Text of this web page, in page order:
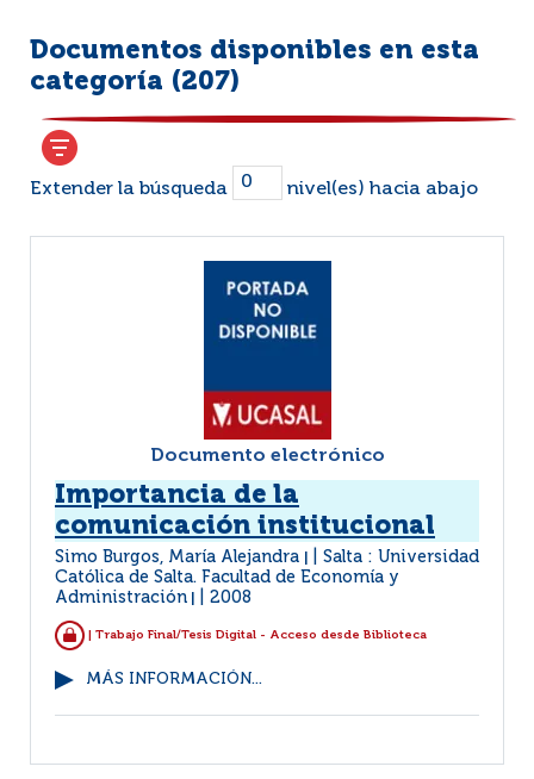
Documentos disponibles en esta
categoría (207)
Extender la búsqueda nivel(es) hacia abajo
Documento electrónico
Importancia de la
comunicación institucional
Simo Burgos, María Alejandra
Salta : Universidad
Católica de Salta. Facultad de Economía y
Administración
2008
| Trabajo Final/Tesis Digital - Acceso desde Biblioteca
MÁS INFORMACIÓN...